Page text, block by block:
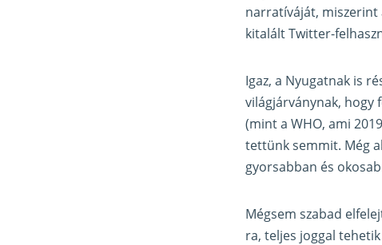
narratíváját, miszerint
kitalált Twitter-
Igaz, a Nyugatnak is
világjárványnak, hogy
(mint a WHO, ami
tettünk semmit. Még
gyorsabban és
Mégsem szabad
ra, teljes joggal